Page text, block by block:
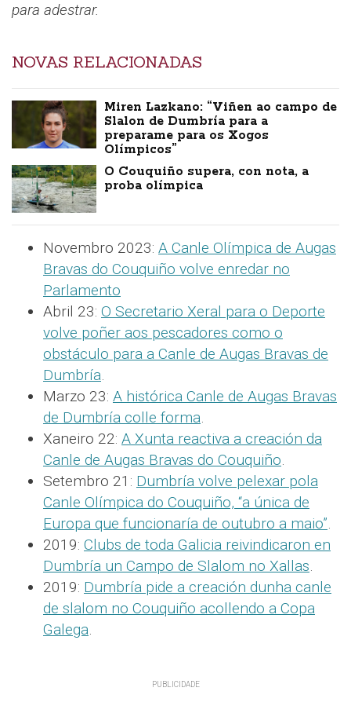
para adestrar.
NOVAS RELACIONADAS
Miren Lazkano: “Viñen ao campo de
Slalon de Dumbría para a
preparame para os Xogos
Olímpicos”
O Couquiño supera, con nota, a
proba olímpica
Novembro 2023: A Canle Olímpica de Augas
Bravas do Couquiño volve enredar no
Parlamento
Abril 23: O Secretario Xeral para o Deporte
volve poñer aos pescadores como o
obstáculo para a Canle de Augas Bravas de
Dumbría.
Marzo 23: A histórica Canle de Augas Bravas
de Dumbría colle forma.
Xaneiro 22: A Xunta reactiva a creación da
Canle de Augas Bravas do Couquiño.
Setembro 21: Dumbría volve pelexar pola
Canle Olímpica do Couquiño, “a única de
Europa que funcionaría de outubro a maio”.
2019: Clubs de toda Galicia reivindicaron en
Dumbría un Campo de Slalom no Xallas.
2019: Dumbría pide a creación dunha canle
de slalom no Couquiño acollendo a Copa
Galega.